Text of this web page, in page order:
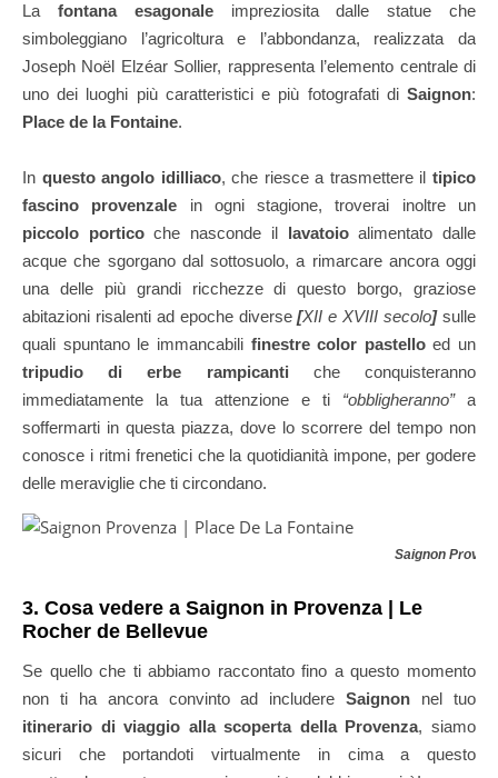
La fontana esagonaleimpreziosita dalle statue che
simboleggiano l’agricoltura e l’abbondanza, realizzata da
Joseph Noël Elzéar Sollier, rappresenta l’elemento centrale di
uno dei luoghi più caratteristici e più fotografati di Saignon:
Place de la Fontaine.
In questo angolo idilliaco, che riesce a trasmettere iltipico
fascino provenzale in ogni stagione, troverai inoltre un
piccolo porticoche nasconde il lavatoioalimentato dalle
acque che sgorgano dal sottosuolo, a rimarcare ancora oggi
una delle più grandi ricchezze di questo borgo, graziose
abitazioni risalenti ad epoche diverse[XII e XVIII secolo]sulle
quali spuntano le immancabili finestre color pastelloed un
tripudio di erbe rampicanti che conquisteranno
immediatamente la tua attenzione e ti “obbligheranno”a
soffermarti in questa piazza, dove lo scorrere del tempo non
conosce i ritmi frenetici che la quotidianità impone, per godere
delle meraviglie che ti circondano.
Saignon
3. Cosa vedere a Saignon in Provenza | Le
Rocher de Bellevue
Se quello che ti abbiamo raccontato fino a questo momento
non ti ha ancora convinto ad includereSaignon nel tuo
itinerario di viaggio alla scoperta della Provenza, siamo
sicuri che portandoti virtualmente in cima a questo